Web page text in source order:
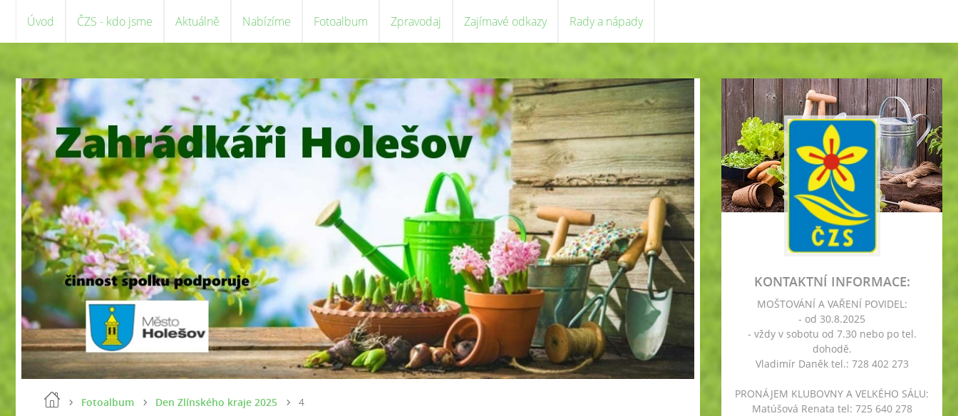
Úvod ČZS - kdo jsme Aktuálně Nabízíme Fotoalbum Zpravodaj Zajímavé odkazy Rady a nápady
Fotoalbum Den Zlínského kraje 2025 4
KONTAKTNÍ INFORMACE:
MOŠTOVÁNÍ A VAŘENÍ POVIDEL:
- od 30.8.2025
- vždy v sobotu od 7.30 nebo po tel.
dohodě.
Vladimír Daněk tel.: 728 402 273
PRONÁJEM KLUBOVNY A VELKÉHO SÁLU:
Matúšová Renata tel: 725 640 278